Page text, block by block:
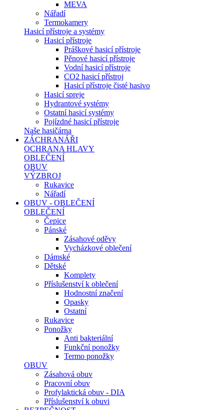
MEVA
Nářadí
Termokamery
Hasicí přístroje a systémy
Hasicí přístroje
Práškové hasicí přístroje
Pěnové hasicí přístroje
Vodní hasicí přístroje
CO2 hasicí přístroj
Hasicí přístroje čisté hasivo
Hasicí spreje
Hydrantové systémy
Ostatní hasicí systémy
Pojízdné hasicí přístroje
Naše hasičárna
ZÁCHRANÁŘI
OCHRANA HLAVY
OBLEČENÍ
OBUV
VÝZBROJ
Rukavice
Nářadí
OBUV - OBLEČENÍ
OBLEČENÍ
Čepice
Pánské
Zásahové oděvy
Vycházkové oblečení
Dámské
Dětské
Komplety
Příslušenství k oblečení
Hodnostní značení
Opasky
Ostatní
Rukavice
Ponožky
Anti bakteriální
Funkční ponožky
Termo ponožky
OBUV
Zásahová obuv
Pracovní obuv
Profylaktická obuv - DIA
Příslušenství k obuvi